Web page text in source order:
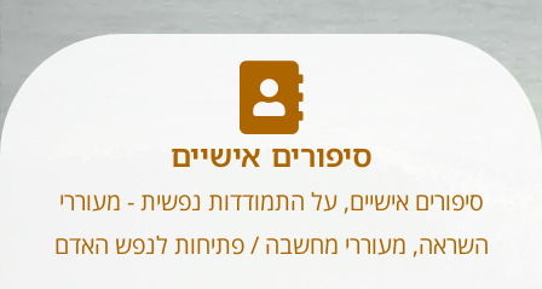
סיפורים אישיים
סיפורים אישיים, על התמודדות נפשית - מעוררי
השראה, מעוררי מחשבה / פתיחות לנפש האדם